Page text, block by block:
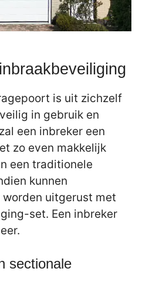
is uit zichzelf
in gebruik en
een inbreker een
zo even makkelijk
een traditionele
kunnen
uitgerust met
set. Een inbreker
sectionale